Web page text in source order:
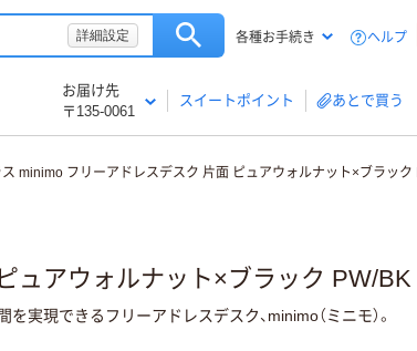
詳細設定 各種お手続き ヘルプ
お届け先
〒135-0061
スイートポイント あとで買う
ス minimo フリーアドレスデスク 片面 ピュアウォルナット×ブラック
ュアウォルナット×ブラック PW/BK
実現できるフリーアドレスデスク、minimo（ミニモ）。